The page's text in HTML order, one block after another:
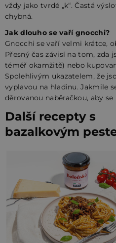
vždy jako tvrdé „k“. Častá
chybná.
Jak dlouho se vaří gnocchi?
Gnocchi se vaří velmi krátce,
Přesný čas závisí na tom, zda
téměř okamžitě) nebo
Spolehlivým ukazatelem, že
vyplavou na hladinu. Jakmile
děrovanou naběračkou, aby
Další recepty s
bazalkovým